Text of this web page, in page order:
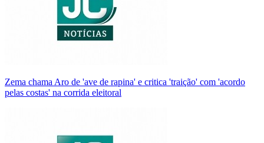
Zema chama Aro de 'ave de rapina' e critica 'traição' com 'acordo
pelas costas' na corrida eleitoral